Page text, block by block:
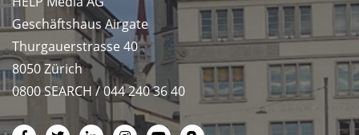
Geschäftshaus Airgate
Thurgauerstrasse 40
8050 Zürich
0800 SEARCH / 044 240 36 40